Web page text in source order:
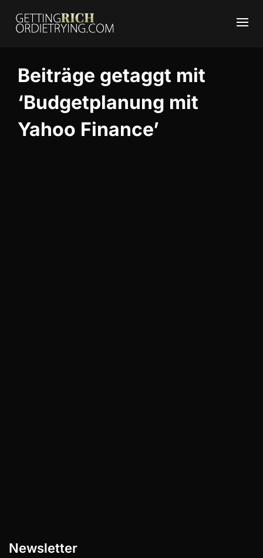
Beiträge getaggt mit
‘Budgetplanung mit
Yahoo Finance’
Newsletter